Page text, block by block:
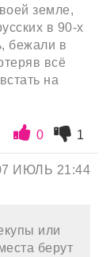
земле,
в 90-х
бежали в
всё
на
0 1
ИЮЛЬ 21:44
или
берут